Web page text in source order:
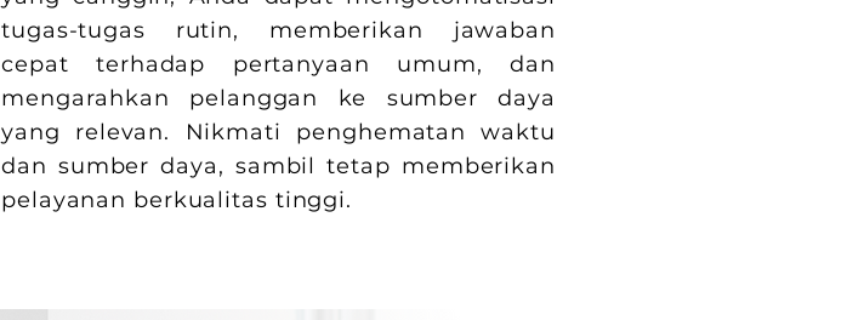
tugas-tugas rutin, memberikan jawaban
cepat terhadap pertanyaan umum, dan
mengarahkan pelanggan ke sumber daya
yang relevan. Nikmati penghematan waktu
dan sumber daya, sambil tetap memberikan
pelayanan berkualitas tinggi.